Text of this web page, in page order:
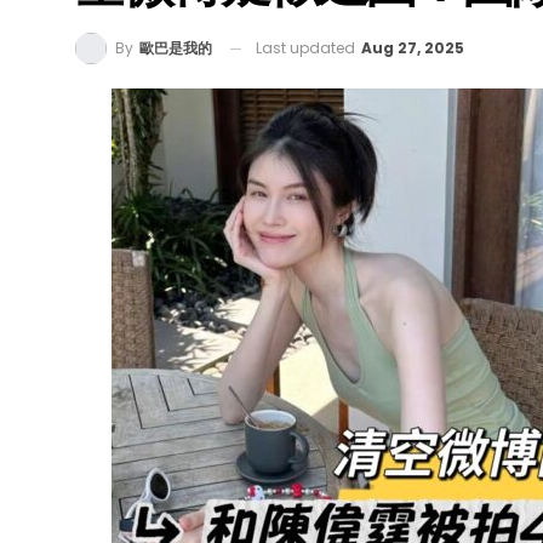
By 歐巴是我的 Last updated Aug 27, 2025